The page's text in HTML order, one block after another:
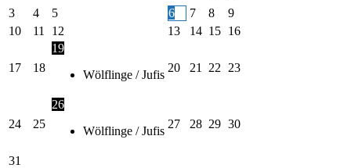
3
4 5 6 7 8
9
10
11 12 13 14 15 16
17 18
19
Wölflinge / Jufis
20 21 22 23
24 25
26
Wölflinge / Jufis
27 28 29 30
31